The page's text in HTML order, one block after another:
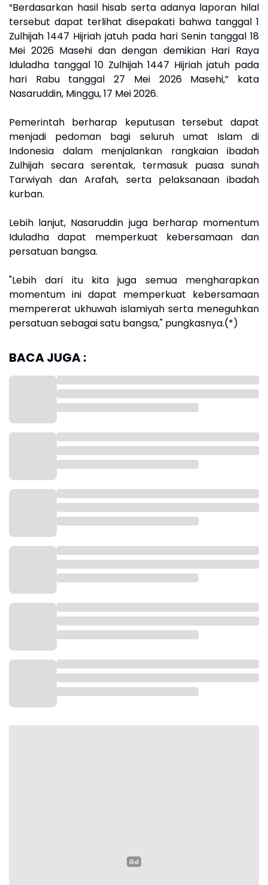
“Berdasarkan hasil hisab serta adanya laporan hilal
tersebut dapat terlihat disepakati bahwa tanggal 1
Zulhijah 1447 Hijriah jatuh pada hari Senin tanggal 18
Mei 2026 Masehi dan dengan demikian Hari Raya
Iduladha tanggal 10 Zulhijah 1447 Hijriah jatuh pada
hari Rabu tanggal 27 Mei 2026 Masehi,” kata
Nasaruddin, Minggu, 17 Mei 2026.
Pemerintah berharap keputusan tersebut dapat
menjadi pedoman bagi seluruh umat Islam di
Indonesia dalam menjalankan rangkaian ibadah
Zulhijah secara serentak, termasuk puasa sunah
Tarwiyah dan Arafah, serta pelaksanaan ibadah
kurban.
Lebih lanjut, Nasaruddin juga berharap momentum
Iduladha dapat memperkuat kebersamaan dan
persatuan bangsa.
"Lebih dari itu kita juga semua mengharapkan
momentum ini dapat memperkuat kebersamaan
mempererat ukhuwah islamiyah serta meneguhkan
persatuan sebagai satu bangsa," pungkasnya.(*)
BACA JUGA :